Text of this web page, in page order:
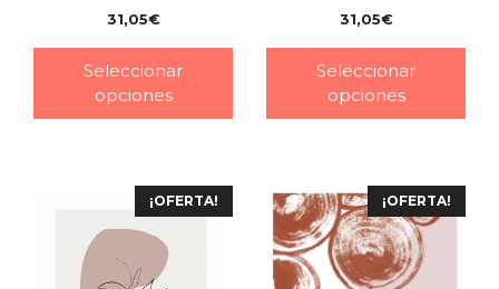
31,05€
Seleccionar
opciones
31,05€
Seleccionar
opciones
¡OFERTA! ¡OFERTA!